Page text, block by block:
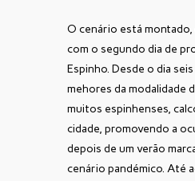
O cenário está montado,
com o segundo dia de
Espinho. Desde o dia
mehores da modalidade
muitos espinhenses,
cidade, promovendo a
depois de um verão
cenário pandémico. Até